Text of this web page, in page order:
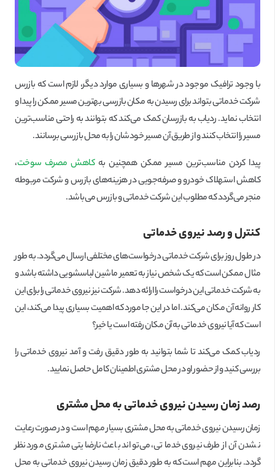
با وجود ترافیک‌ موجود در شهرها و بسیاری موارد دیگر، لازم است که بازرس
شرکت خدماتی بتواند برای رسیدن به مکان بازرسی بهترین مسیر ممکن را پیدا و
انتخاب نماید. ردیاب به بازرسان کمک می‌کند که بتوانند به راحتی مناسب‌ترین
مسیر را انتخاب کنند و از طریق آن مسیر خودشان را به محل بازرسی برسانند.
پیدا کردن مناسب‌ترین مسیر ممکن همچنین بهکاهش مصرف سوخت،
کاهش استهلاک خودرو و صرفه‌جویی در هزینه‌های بازرس و شرکت مربوطه
منجر می‌گردد که مطلوب این شرکت خدماتی و بازرس می‌باشد.
کنترل و رصد نیروی خدماتی
در طول روز برای شرکت خدماتی درخواست‌های مختلفی ارسال می‌گردد. به طور
مثال ممکن است که یک شخص نیاز به تعمیر ماشین لباسشویی داشته باشد و
به شرکت خدماتی این درخواست را ارائه دهد. شرکت نیز نیروی خدماتی را برای این
کار روانه آن مکان می‌کند. اما در این جا مورد که اهمیت بسیاری پیدا می‌کند، این
است که آیا نیروی خدماتی به آن مکان رفته است یا خیر؟
ردیاب کمک می‌کند تا شما بتوانید به طور دقیق رفت و آمد نیروی خدماتی را
بررسی کنید و از حضور او در محل مشتری اطمینان کامل حاصل نمایید.
رصد زمان رسیدن نیروی خدماتی به محل مشتری
زمان رسیدن نیروی خدماتی به محل مشتری بسیار مهم است و در صورت رعایت
نشدن آن از طرف نیروی خدماتی، می‌تواند باعث نارضایتی مشتری مورد نظر
گردد. بنابراین مهم است که به طور دقیق زمان رسیدن نیروی خدماتی به محل